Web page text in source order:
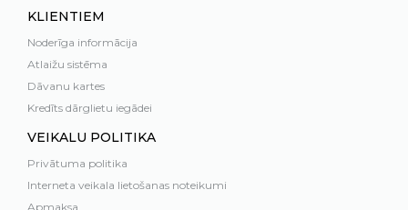
KLIENTIEM
Noderīga informācija
Atlaižu sistēma
Dāvanu kartes
Kredīts dārglietu iegādei
VEIKALU POLITIKA
Privātuma politika
Interneta veikala lietošanas noteikumi
Apmaksa